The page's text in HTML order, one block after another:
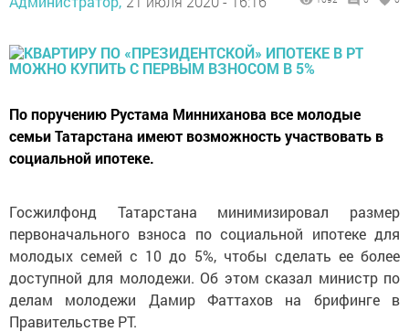
По поручению Рустама Минниханова все молодые
семьи Татарстана имеют возможность участвовать в
социальной ипотеке.
Госжилфонд Татарстана минимизировал размер
первоначального взноса по социальной ипотеке для
молодых семей с 10 до 5%, чтобы сделать ее более
доступной для молодежи. Об этом сказал министр по
делам молодежи Дамир Фаттахов на брифинге в
Правительстве РТ.